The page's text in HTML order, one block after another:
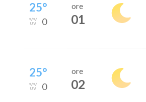
25°
0
ore
01
25°
0
ore
02